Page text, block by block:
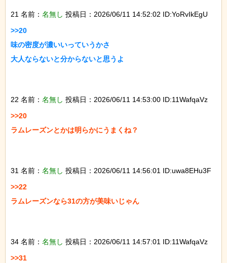
21 名前： 名無し 投稿日：2026/06/11 14:52:02 ID:YoRvIkEgU
>>20
味の密度が濃いいっていうかさ
大人ならないと分からないと思うよ
22 名前： 名無し 投稿日：2026/06/11 14:53:00 ID:11WafqaVz
>>20
ラムレーズンとかは明らかにうまくね？
31 名前： 名無し 投稿日：2026/06/11 14:56:01 ID:uwa8EHu3F
>>22
ラムレーズンなら31の方が美味いじゃん
34 名前： 名無し 投稿日：2026/06/11 14:57:01 ID:11WafqaVz
>>31